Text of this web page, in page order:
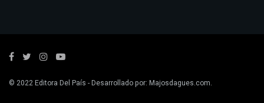
© 2022Editora Del País - Desarrollado por: Majosdagues.com.